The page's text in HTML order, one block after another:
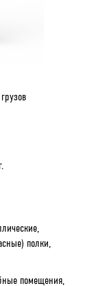
полки,
помещения,